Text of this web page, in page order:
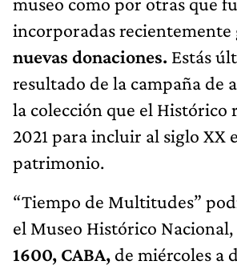
incorporadas recientemente
nuevas donaciones. Estás
resultado de la campaña de
la colección que el Histórico
2021 para incluir al siglo XX
patrimonio.
“Tiempo de Multitudes”
el Museo Histórico Nacional,
1600, CABA, de miércoles a